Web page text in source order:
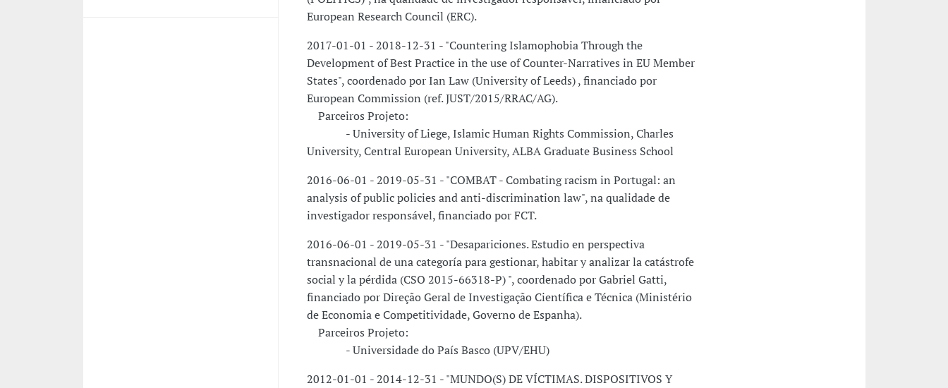
European Research Council (ERC).
2017-01-01 - 2018-12-31 - "Countering Islamophobia Through the
Development of Best Practice in the use of Counter-Narratives in EU Member
States", coordenado por Ian Law (University of Leeds) , financiado por
European Commission (ref. JUST/2015/RRAC/AG).
Parceiros Projeto:
- University of Liege, Islamic Human Rights Commission, Charles
University, Central European University, ALBA Graduate Business School
2016-06-01 - 2019-05-31 - "COMBAT - Combating racism in Portugal: an
analysis of public policies and anti-discrimination law", na qualidade de
investigador responsável, financiado por FCT.
2016-06-01 - 2019-05-31 - "Desapariciones. Estudio en perspectiva
transnacional de una categoría para gestionar, habitar y analizar la catástrofe
social y la pérdida (CSO 2015-66318-P) ", coordenado por Gabriel Gatti,
financiado por Direção Geral de Investigação Científica e Técnica (Ministério
de Economia e Competitividade, Governo de Espanha).
Parceiros Projeto:
- Universidade do País Basco (UPV/EHU)
2012-01-01 - 2014-12-31 - "MUNDO(S) DE VÍCTIMAS. DISPOSITIVOS Y